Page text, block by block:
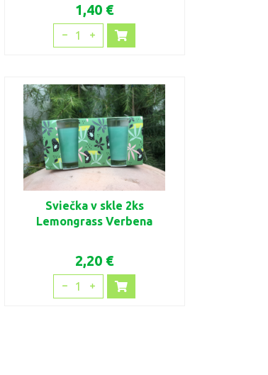
1,40 €
1
Sviečka v skle 2ks
Lemongrass Verbena
2,20 €
1